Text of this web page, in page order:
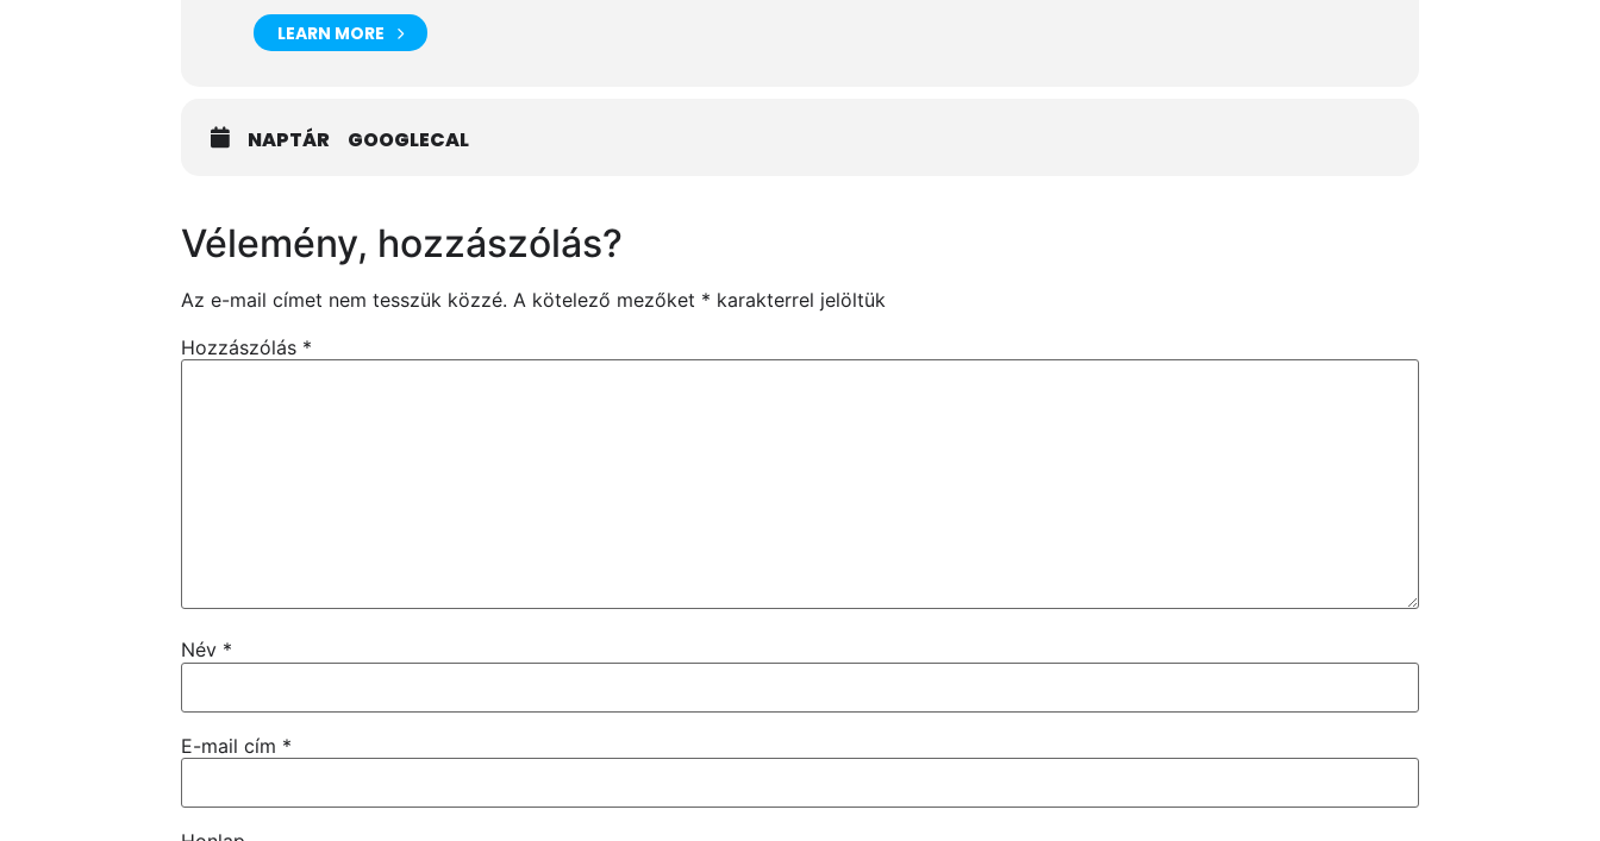
LEARN MORE
NAPTÁR GOOGLECAL
Vélemény, hozzászólás?
Az e-mail címet nem tesszük közzé. A kötelező mezőket * karakterrel jelöltük
Hozzászólás *
Név *
E-mail cím *